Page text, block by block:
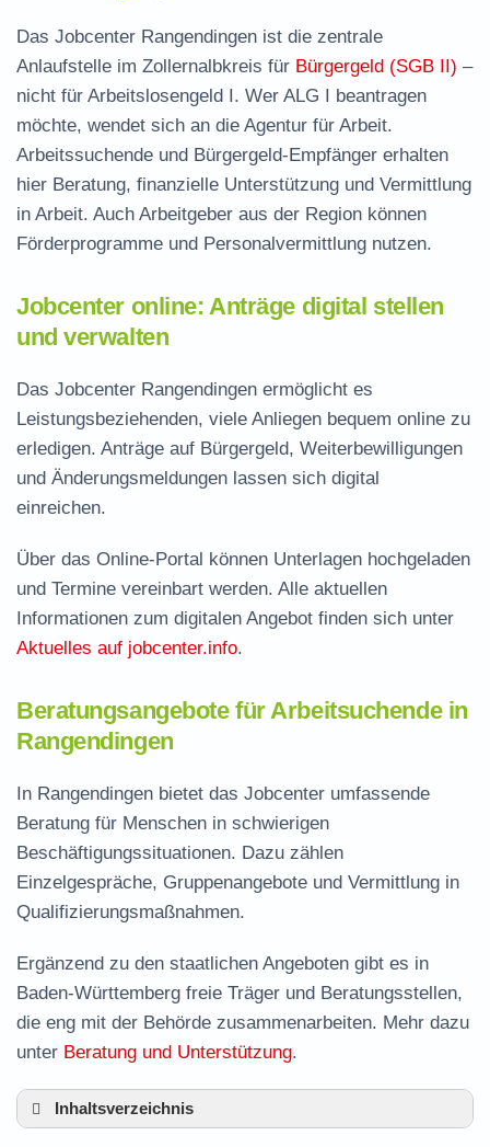
Das Jobcenter Rangendingen ist die zentrale
Anlaufstelle im Zollernalbkreis für Bürgergeld (SGB II) –
nicht für Arbeitslosengeld I. Wer ALG I beantragen
möchte, wendet sich an die Agentur für Arbeit.
Arbeitssuchende und Bürgergeld-Empfänger erhalten
hier Beratung, finanzielle Unterstützung und Vermittlung
in Arbeit. Auch Arbeitgeber aus der Region können
Förderprogramme und Personalvermittlung nutzen.
Jobcenter online: Anträge digital stellen
und verwalten
Das Jobcenter Rangendingen ermöglicht es
Leistungsbeziehenden, viele Anliegen bequem online zu
erledigen. Anträge auf Bürgergeld, Weiterbewilligungen
und Änderungsmeldungen lassen sich digital
einreichen.
Über das Online-Portal können Unterlagen hochgeladen
und Termine vereinbart werden. Alle aktuellen
Informationen zum digitalen Angebot finden sich unter
Aktuelles auf jobcenter.info.
Beratungsangebote für Arbeitsuchende in
Rangendingen
In Rangendingen bietet das Jobcenter umfassende
Beratung für Menschen in schwierigen
Beschäftigungssituationen. Dazu zählen
Einzelgespräche, Gruppenangebote und Vermittlung in
Qualifizierungsmaßnahmen.
Ergänzend zu den staatlichen Angeboten gibt es in
Baden-Württemberg freie Träger und Beratungsstellen,
die eng mit der Behörde zusammenarbeiten. Mehr dazu
unter Beratung und Unterstützung.
Inhaltsverzeichnis